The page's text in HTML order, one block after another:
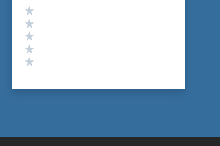
Valutazione